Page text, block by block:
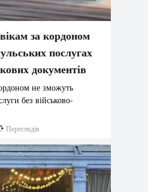
за кордоном
послугах
документів
не зможуть
без військово-
Переглядів